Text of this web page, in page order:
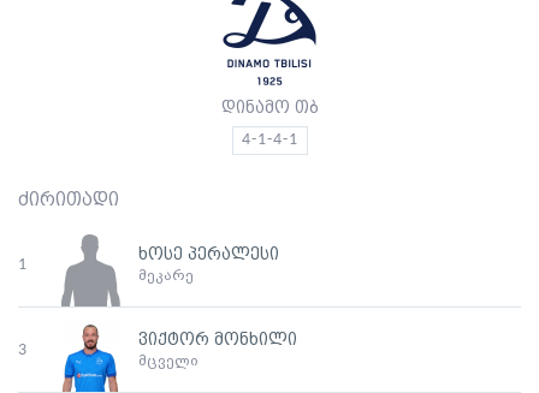
დინამო თბ
4-1-4-1
ძირითადი
1
ხოსე პერალესი
მეკარე
3
ვიქტორ მონხილი
მცველი